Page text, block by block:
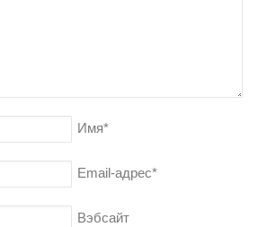
Имя*
Email-адрес*
Вэбсайт